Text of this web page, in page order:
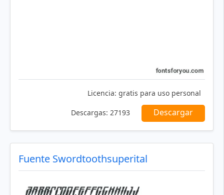
Licencia: gratis para uso personal
Descargas: 27193 Descargar
Fuente Swordtoothsuperital